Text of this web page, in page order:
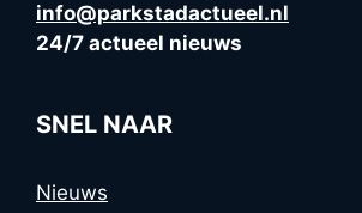
info@parkstadactueel.nl
24/7 actueel nieuws
SNEL NAAR
Nieuws